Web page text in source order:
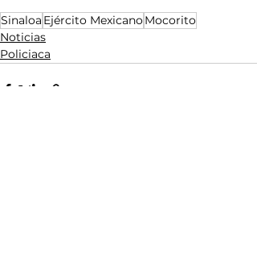
Sinaloa Ejército MexicanoMocorito
Noticias
Policiaca